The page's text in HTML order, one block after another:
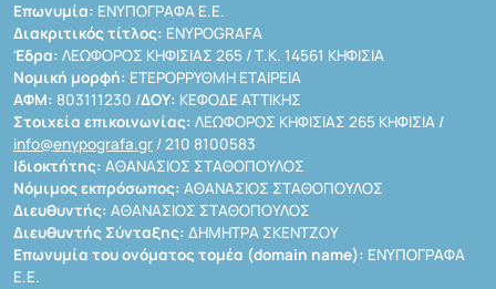
Επωνυμία: ΕΝΥΠΟΓΡΑΦΑ Ε.Ε.
Διακριτικός τίτλος: ENYPOGRAFA
Έδρα: ΛΕΩΦΟΡΟΣ ΚΗΦΙΣΙΑΣ 265 / Τ.Κ. 14561 ΚΗΦΙΣΙΑ
Νομική μορφή: ΕΤΕΡΟΡΡΥΘΜΗ ΕΤΑΙΡΕΙΑ
ΑΦΜ: 803111230 /ΔΟΥ: ΚΕΦΟΔΕ ΑΤΤΙΚΗΣ
Στοιχεία επικοινωνίας: ΛΕΩΦΟΡΟΣ ΚΗΦΙΣΙΑΣ 265 ΚΗΦΙΣΙΑ /
info@enypografa.gr / 210 8100583
Ιδιοκτήτης: ΑΘΑΝΑΣΙΟΣ ΣΤΑΘΟΠΟΥΛΟΣ
Νόμιμος εκπρόσωπος: ΑΘΑΝΑΣΙΟΣ ΣΤΑΘΟΠΟΥΛΟΣ
Διευθυντής: ΑΘΑΝΑΣΙΟΣ ΣΤΑΘΟΠΟΥΛΟΣ
Διευθυντής Σύνταξης: ΔΗΜΗΤΡΑ ΣΚΕΝΤΖΟΥ
Επωνυμία του ονόματος τομέα (domain name): ΕΝΥΠΟΓΡΑΦΑ
Ε.Ε.